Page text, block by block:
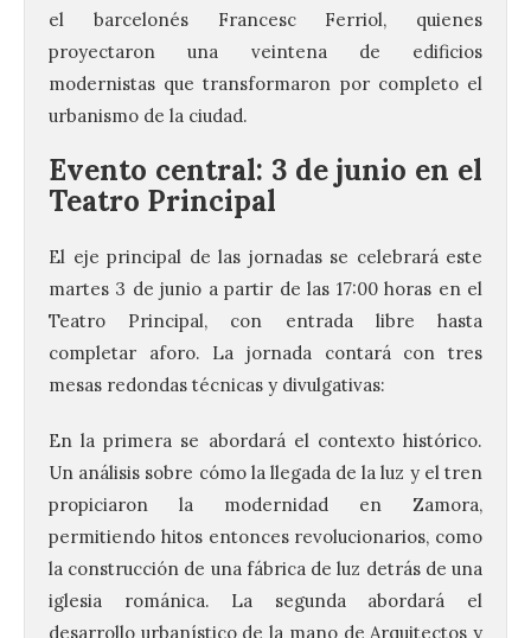
el barcelonés Francesc Ferriol, quienes
proyectaron una veintena de edificios
modernistas que transformaron por completo el
urbanismo de la ciudad.
Evento central: 3 de junio en el
Teatro Principal
El eje principal de las jornadas se celebrará este
martes 3 de junio a partir de las 17:00 horas en el
Teatro Principal, con entrada libre hasta
completar aforo. La jornada contará con tres
mesas redondas técnicas y divulgativas:
En la primera se abordará el contexto histórico.
Un análisis sobre cómo la llegada de la luz y el tren
propiciaron la modernidad en Zamora,
permitiendo hitos entonces revolucionarios, como
la construcción de una fábrica de luz detrás de una
iglesia románica. La segunda abordará el
desarrollo urbanístico de la mano de Arquitectos y